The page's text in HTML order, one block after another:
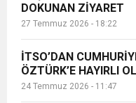
ve Onur Nişanesidir
6:19 HBB BAŞKANI
CUMHURİYET
17:36 KURUMLAR
DOKUNAN ZİYARET
27 Temmuz 2026 - 18:22
İTSO’DAN
ÖZTÜRK’E HAYIRLI
24 Temmuz 2026 - 11:47